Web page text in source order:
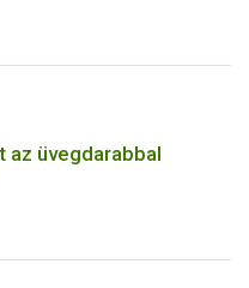
az üvegdarabbal